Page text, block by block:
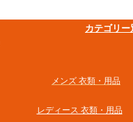
カテゴリ
メンズ 衣類・用品
​レディース 衣類・用品